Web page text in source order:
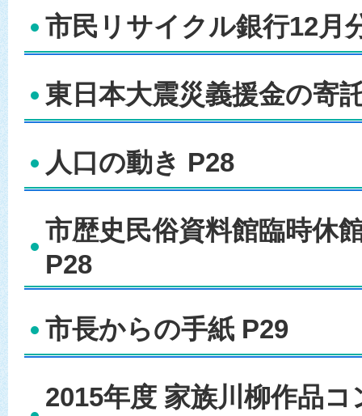
市民リサイクル銀行12月
東日本大震災義援金の寄
人口の動き P28
市歴史民俗資料館臨時休
P28
市長からの手紙 P29
2015年度 家族川柳作品